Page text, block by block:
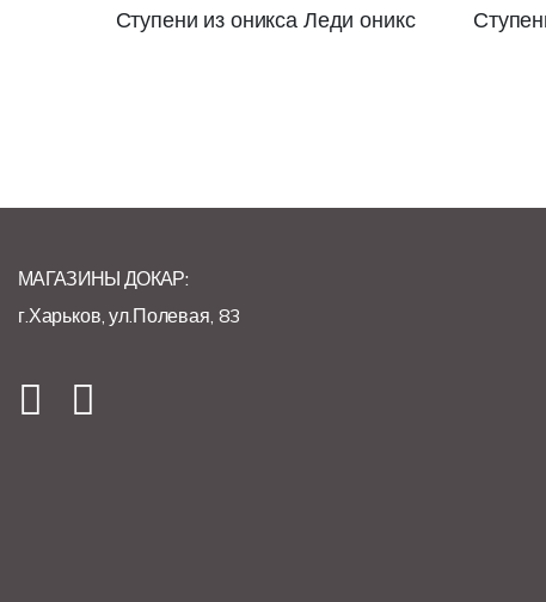
Ступени из оникса Леди оникс
МАГАЗИНЫ ДОКАР:
г.Харьков, ул.Полевая, 83